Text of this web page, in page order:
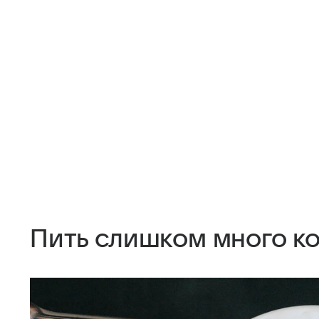
Пить слишком много